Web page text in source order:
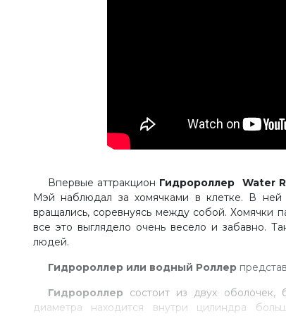
Впервые аттракцион Гидророллер Water
Мэй наблюдал за хомячками в клетке. В ней
вращались, соревнуясь между собой. Хомячки
все это выглядело очень весело и забавно.
людей.
Гидророллер или водный Роллер
Гидророллер состоит из двух
диаметра находится внутри цилиндра